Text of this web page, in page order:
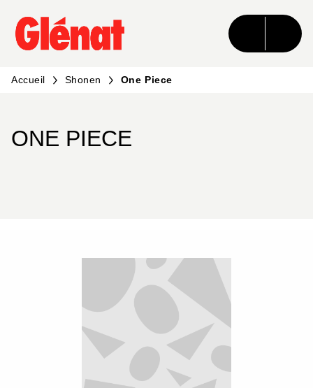
MENU RECHERCHE CONTENU
PIED DE PAGE
Accueil Shonen One Piece
ONE PIECE